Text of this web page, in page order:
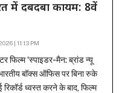
में दबदबा कायम: 8वें
| 11:13 PM
फिल्म ‘स्पाइडर-मैन: ब्रांड न्यू
बॉक्स ऑफिस पर बिना रुके
ध्वस्त करने के बाद, फिल्म